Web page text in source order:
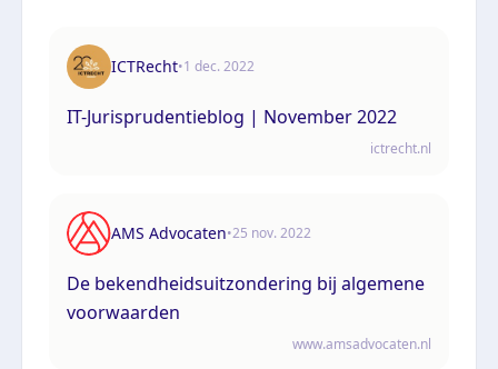
ICTRecht•1 dec. 2022
IT-Jurisprudentieblog | November 2022
ictrecht.nl
AMS Advocaten•25 nov. 2022
De bekendheidsuitzondering bij algemene
voorwaarden
www.amsadvocaten.nl